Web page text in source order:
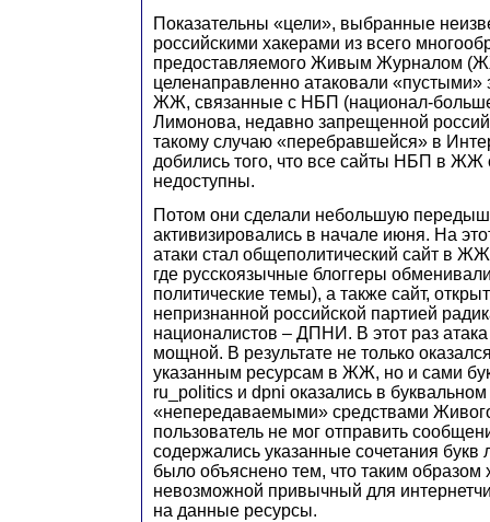
Показательны «цели», выбранные
российскими хакерами из всего
предоставляемого Живым Журналом
целенаправленно атаковали «пустыми»
ЖЖ, связанные с НБП (национал-
Лимонова, недавно запрещенной
такому случаю «перебравшейся» в
добились того, что все сайты НБП в ЖЖ
недоступны.
Потом они сделали небольшую
активизировались в начале июня. На
атаки стал общеполитический сайт в
где русскоязычные блоггеры
политические темы), а также сайт,
непризнанной российской партией
националистов – ДПНИ. В этот раз
мощной. В результате не только
указанным ресурсам в ЖЖ, но и сами
ru_politics и dpni оказались в
«непередаваемыми» средствами
пользователь не мог отправить
содержались указанные сочетания букв
было объяснено тем, что таким образом
невозможной привычный для
на данные ресурсы.